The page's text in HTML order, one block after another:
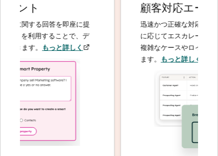
ト
関する回答を即座に提
を利用することで、デ
ます。もっと詳しく
顧客対応エージェ
迅速かつ正確な対応で問い
に応じてエスカレーション
複雑なケースやロイヤルテ
ます。もっと詳しく